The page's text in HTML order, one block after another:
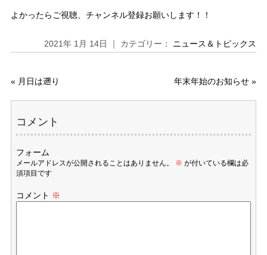
よかったらご視聴、チャンネル登録お願いします！！
2021年 1月 14日 ｜ カテゴリー： ニュース＆トピックス
« 月日は遡り 年末年始のお知らせ »
コメント
フォーム
メールアドレスが公開されることはありません。 ※ が付いている欄は必
須項目です
コメント ※